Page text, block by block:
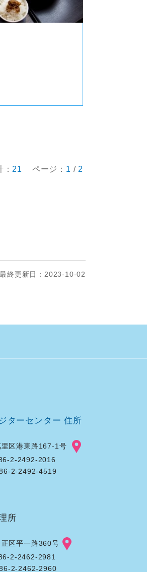
21 ページ： 1 / 2
最終更新日：2023-10-02
ターセンター 住所
里区港東路167-1号
2-2492-2016
2-2492-4519
所
区平一路360号
2-2462-2981
2-2462-2960